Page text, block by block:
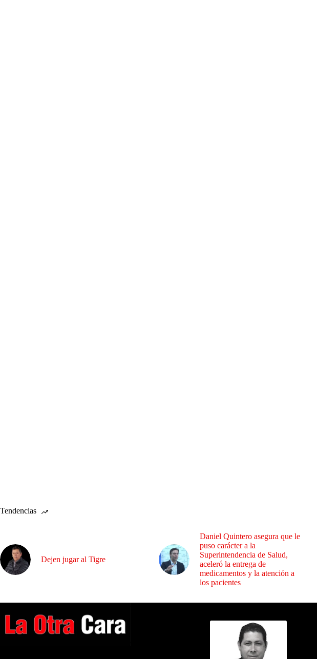
Tendencias
Dejen jugar al Tigre
Daniel Quintero asegura que le
puso carácter a la
Superintendencia de Salud,
aceleró la entrega de
medicamentos y la atención a
los pacientes